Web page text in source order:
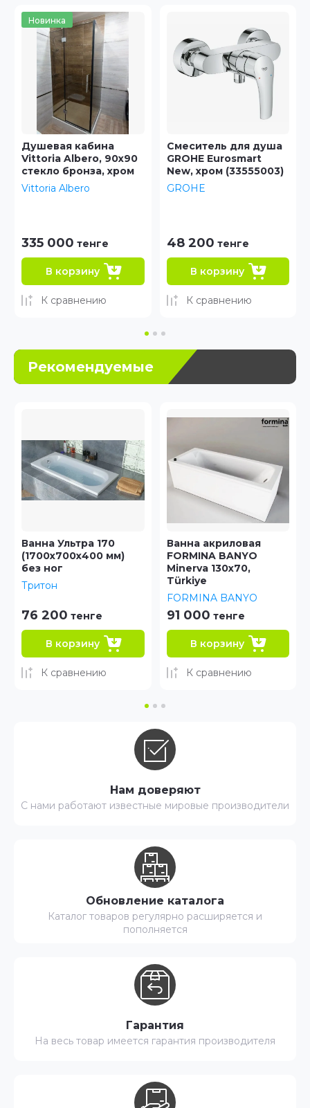
Смеситель для душа
GROHE Eurosmart
New, хром (33555003)
GROHE
48 200 тенге
В корзину
К сравнению
Душевой гарнитур
GROHE Euphoria
(ручной душ, штанга
900 мм, шланг 1750
65 000 тенге
В корзину
К сравнению
Рекомендуемые
Ванна акриловая
FORMINA BANYO
Minerva 130x70,
Türkiye
91 000 тенге
В корзину
К сравнению
Новинка
Ванна акриловая
ТРИТОН Praga 150
Тритон
120 500 тенге
В корзину
К сравнению
Нам доверяют
С нами работают известные мировые производители
Обновление каталога
Каталог товаров регулярно расширяется и
пополняется
Гарантия
На весь товар имеется гарантия производителя